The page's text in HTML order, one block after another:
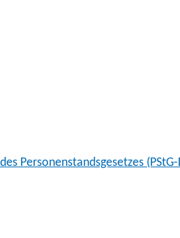
Personenstandsgesetzes (PStG-